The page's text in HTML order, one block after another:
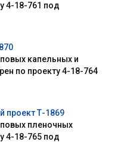
4-18-761 под
капельных и
по проекту 4-18-764
проект Т-1869
пленочных
4-18-765 под